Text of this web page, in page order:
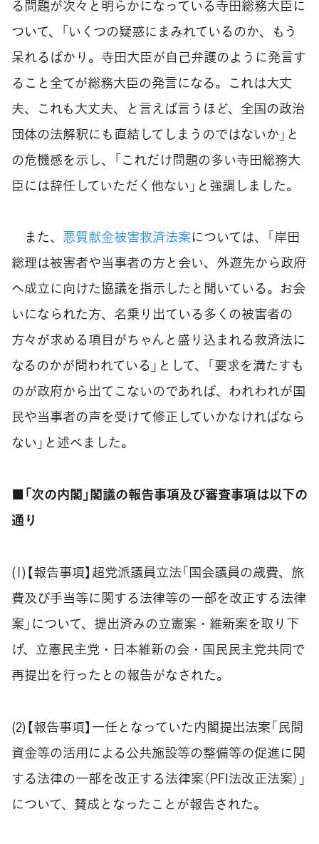
る問題が次々と明らかになっている寺田総務大臣に
ついて、「いくつの疑惑にまみれているのか、もう
呆れるばかり。寺田大臣が自己弁護のように発言す
ること全てが総務大臣の発言になる。これは大丈
夫、これも大丈夫、と言えば言うほど、全国の政治
団体の法解釈にも直結してしまうのではないか」と
の危機感を示し、「これだけ問題の多い寺田総務大
臣には辞任していただく他ない」と強調しました。
また、 悪質献金被害救済法案については、「岸田
総理は被害者や当事者の方と会い、外遊先から政府
へ成立に向けた協議を指示したと聞いている。お会
いになられた方、名乗り出ている多くの被害者の
方々が求める項目がちゃんと盛り込まれる救済法に
なるのかが問われている」として、「要求を満たすも
のが政府から出てこないのであれば、われわれが国
民や当事者の声を受けて修正していかなければなら
ない」と述べました。
■「次の内閣」閣議の報告事項及び審査事項は以下の
通り
(1)【報告事項】超党派議員立法「国会議員の歳費、旅
費及び手当等に関する法律等の一部を改正する法律
案」について、提出済みの立憲案・維新案を取り下
げ、立憲民主党・日本維新の会・国民民主党共同で
再提出を行ったとの報告がなされた。
(2)【報告事項】一任となっていた内閣提出法案「民間
資金等の活用による公共施設等の整備等の促進に関
する法律の一部を改正する法律案（PFI法改正法案）」
について、賛成となったことが報告された。